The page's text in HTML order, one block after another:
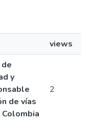
views
y
de vías
2